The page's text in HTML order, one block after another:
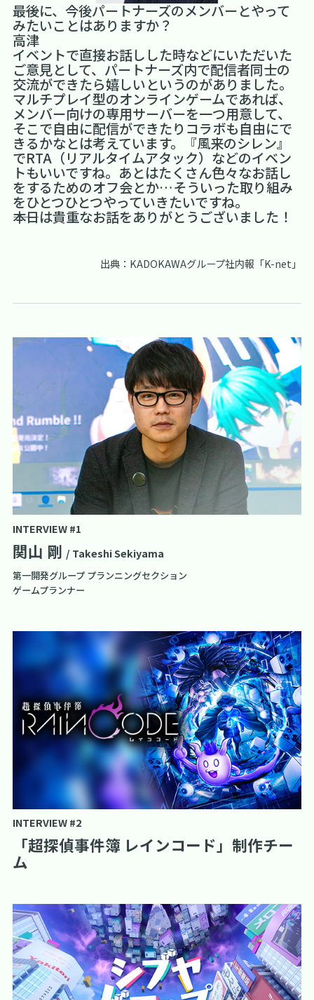
――最後に、今後パートナーズのメンバーとやって
みたいことはありますか？
高津
イベントで直接お話しした時などにいただいた
ご意見として、パートナーズ内で配信者同士の
交流ができたら嬉しいというのがありました。
マルチプレイ型のオンラインゲームであれば、
メンバー向けの専用サーバーを一つ用意して、
そこで自由に配信ができたりコラボも自由にで
きるかなとは考えています。『風来のシレン』
でRTA（リアルタイムアタック）などのイベン
トもいいですね。あとはたくさん色々なお話し
をするためのオフ会とか…そういった取り組み
をひとつひとつやっていきたいですね。
――本日は貴重なお話をありがとうございました！
出典：KADOKAWAグループ社内報「K-net」
INTERVIEW #1
関山 剛 / Takeshi Sekiyama
第一開発グループ プランニングセクション
ゲームプランナー
INTERVIEW #2
「超探偵事件簿 レインコード」制作チー
ム